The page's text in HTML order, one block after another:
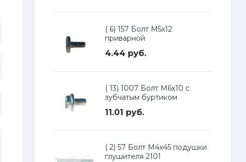
( 6) 157 Болт М5х12
приварной
4.44 руб.
( 13) 1007 Болт М6х10 с
зубчатым буртиком
11.01 руб.
( 2) 57 Болт М4х45 подушки
глушителя 2101